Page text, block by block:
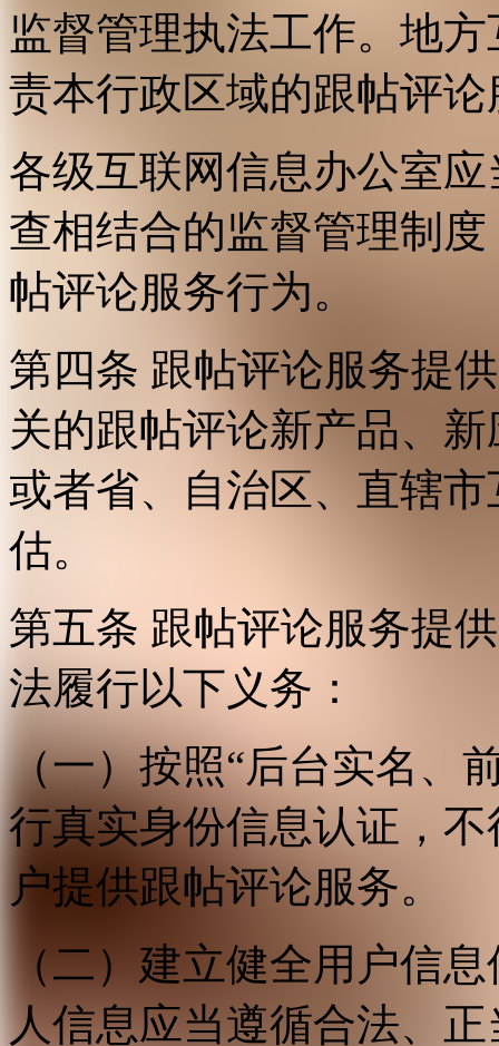
监督管理执法工作。地
责本行政区域的跟帖评
各级互联网信息办公室
查相结合的监督管理制
帖评论服务行为。
第四条 跟帖评论服务提
关的跟帖评论新产品、
或者省、自治区、直辖
估。
第五条 跟帖评论服务提
法履行以下义务：
（一）按照“后台实名、
行真实身份信息认证，
户提供跟帖评论服务。
（二）建立健全用户信
人信息应当遵循合法、